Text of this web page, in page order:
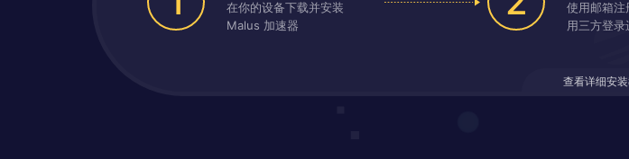
在你的设备下载并安装
Malus 加速器
使用邮箱注
用三方登录
查看详细安